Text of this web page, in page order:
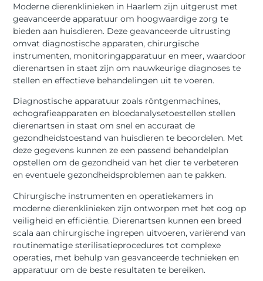
Moderne dierenklinieken in Haarlem zijn uitgerust met
geavanceerde apparatuur om hoogwaardige zorg te
bieden aan huisdieren. Deze geavanceerde uitrusting
omvat diagnostische apparaten, chirurgische
instrumenten, monitoringapparatuur en meer, waardoor
dierenartsen in staat zijn om nauwkeurige diagnoses te
stellen en effectieve behandelingen uit te voeren.
Diagnostische apparatuur zoals röntgenmachines,
echografieapparaten en bloedanalysetoestellen stellen
dierenartsen in staat om snel en accuraat de
gezondheidstoestand van huisdieren te beoordelen. Met
deze gegevens kunnen ze een passend behandelplan
opstellen om de gezondheid van het dier te verbeteren
en eventuele gezondheidsproblemen aan te pakken.
Chirurgische instrumenten en operatiekamers in
moderne dierenklinieken zijn ontworpen met het oog op
veiligheid en efficiëntie. Dierenartsen kunnen een breed
scala aan chirurgische ingrepen uitvoeren, variërend van
routinematige sterilisatieprocedures tot complexe
operaties, met behulp van geavanceerde technieken en
apparatuur om de beste resultaten te bereiken.